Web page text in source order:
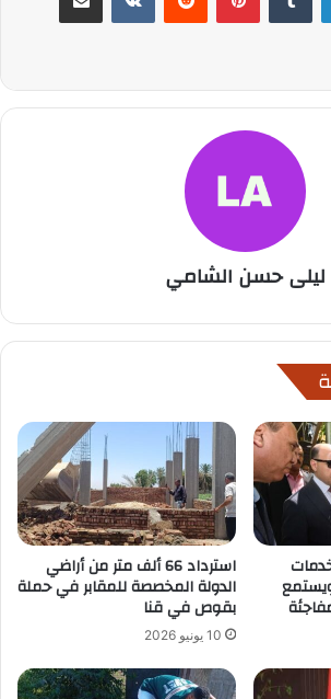
ليلى حسن الشامي
استرداد 66 ألف متر من أراضي
الدولة المخصصة للمقابر في حملة
بقوص في قنا
10 يونيو 2026